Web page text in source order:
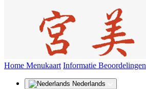
Home (huidige)
Menukaart Informatie Beoordelingen
Nederlands